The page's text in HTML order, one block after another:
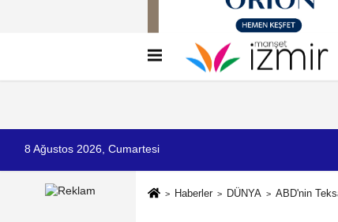
İletişim Çerez Politikası
8 Ağustos 2026, Cumartesi
Haberler DÜNYA ABD'nin